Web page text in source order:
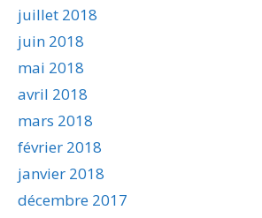
juillet 2018
juin 2018
mai 2018
avril 2018
mars 2018
février 2018
janvier 2018
décembre 2017